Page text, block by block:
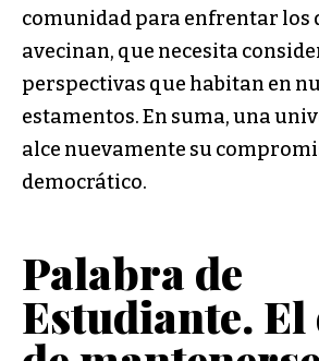
comunidad para enfrentar los
avecinan, que necesita
perspectivas que habitan en
estamentos. En suma, una
alce nuevamente su
democrático.
Palabra de
Estudiante. El